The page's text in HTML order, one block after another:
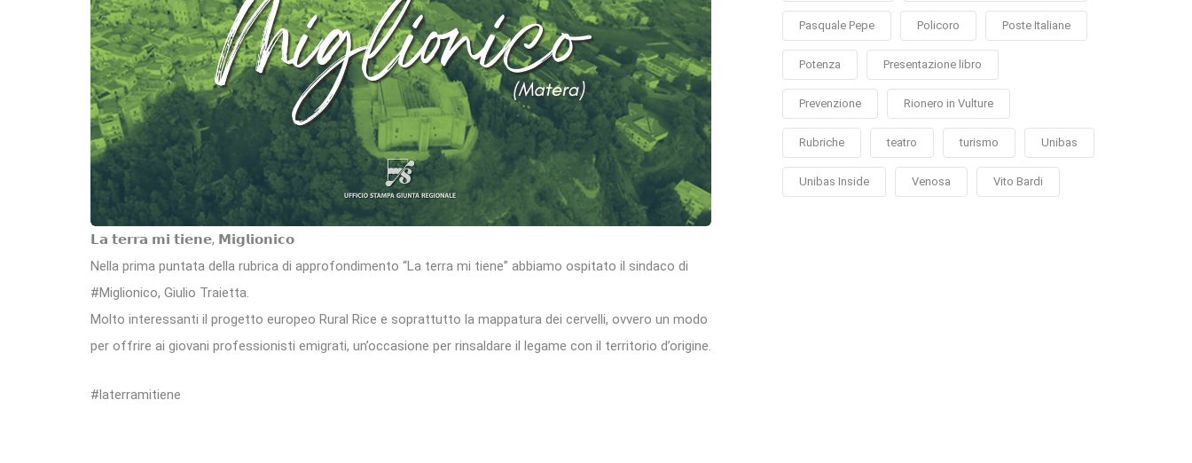
𝗟𝗮 𝘁𝗲𝗿𝗿𝗮 𝗺𝗶 𝘁𝗶𝗲𝗻𝗲, 𝗠𝗶𝗴𝗹𝗶𝗼𝗻𝗶𝗰𝗼
Nella prima puntata della rubrica di approfondimento “La terra mi tiene” abbiamo ospitato il sindaco di
#Miglionico, Giulio Traietta.
Molto interessanti il progetto europeo Rural Rice e soprattutto la mappatura dei cervelli, ovvero un modo
per offrire ai giovani professionisti emigrati, un’occasione per rinsaldare il legame con il territorio d’origine.
#laterramitiene
Pasquale Pepe Policoro Poste Italiane
Potenza Presentazione libro
Prevenzione Rionero in Vulture
Rubriche teatro turismo Unibas
Unibas Inside Venosa Vito Bardi